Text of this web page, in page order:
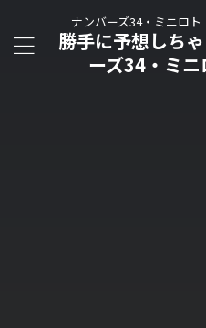
ナンバーズ34・ミニロ
勝手に予想しち
ーズ34・ミニ